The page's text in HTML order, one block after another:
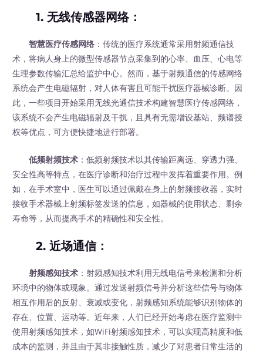
1. 无线传感器网络：
智慧医疗传感网络 ：传统的医疗系统通常采用射频通信技
术，将病人身上的微型传感器节点采集到的心率、血压、心电等
生理参数传输汇总给监护中心。然而，基于射频通信的传感网络
系统会产生电磁辐射，对人体有害且可能干扰医疗器械诊断。因
此，一些项目开始采用无线光通信技术构建智慧医疗传感网络，
该系统不会产生电磁辐射及干扰，且具有无需增设基站、频谱授
权等优点，可方便快捷地进行部署。
低频射频技术 ：低频射频技术以其传输距离远、穿透力强、
安全性高等特点，在医疗诊断和治疗过程中发挥着重要作用。例
如，在手术室中，医生可以通过佩戴在身上的射频接收器，实时
接收手术器械上射频标签发送的信息，如器械的使用状态、剩余
寿命等，从而提高手术的精确性和安全性。
2.近场通信：
射频感知技术 ：射频感知技术利用无线电信号来检测和分析
环境中的物体或现象。通过发送射频信号并分析这些信号与物体
相互作用后的反射、衰减或变化，射频感知系统能够识别物体的
存在、位置、运动等。近年来，人们已经开始考虑在医疗监测中
使用射频感知技术，如WiFi射频感知技术，可以实现高精度和低
成本的监测，并且由于其非接触性质，减少了对患者日常生活的